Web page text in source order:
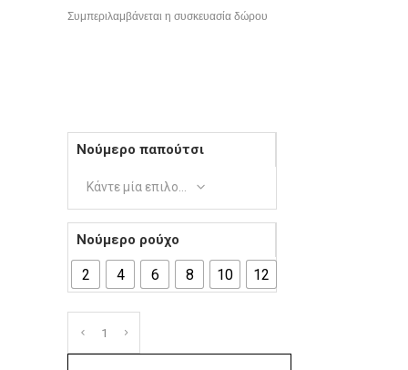
Συμπεριλαμβάνεται η συσκευασία δώρου
Νούμερο παπούτσι
Κάντε μία επιλογή
Νούμερο ρούχο
2 4 6 8 10 12